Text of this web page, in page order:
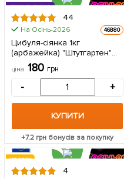
ЦІНА ЗА
1кг
РЕКОМЕНДУЄМО
44
На Осінь-2026 46880
Цибуля-сіянка 1кг
(арбажейка) "Штутгартен"
(Україна)
ціна 180грн
- +
КУПИТИ
+7.2 грн бонусів за покупку
ХІТ РОКУ
4